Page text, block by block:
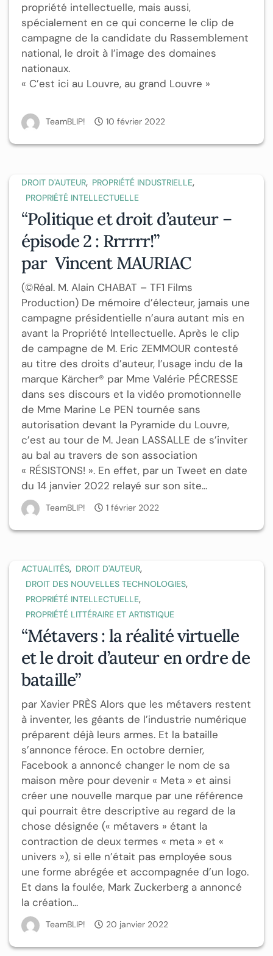
propriété intellectuelle, mais aussi,
spécialement en ce qui concerne le clip de
campagne de la candidate du Rassemblement
national, le droit à l’image des domaines
nationaux.
« C’est ici au Louvre, au grand Louvre »
TeamBLIP! 10 février 2022
DROIT D'AUTEUR, PROPRIÉTÉ INDUSTRIELLE,
PROPRIÉTÉ INTELLECTUELLE
“Politique et droit d’auteur –
épisode 2 : Rrrrrr!”
par Vincent MAURIAC
(©Réal. M. Alain CHABAT – TF1 Films
Production) De mémoire d’électeur, jamais une
campagne présidentielle n’aura autant mis en
avant la Propriété Intellectuelle. Après le clip
de campagne de M. Eric ZEMMOUR contesté
au titre des droits d’auteur, l’usage indu de la
marque Kärcher® par Mme Valérie PÉCRESSE
dans ses discours et la vidéo promotionnelle
de Mme Marine Le PEN tournée sans
autorisation devant la Pyramide du Louvre,
c’est au tour de M. Jean LASSALLE de s’inviter
au bal au travers de son association
« RÉSISTONS! ». En effet, par un Tweet en date
du 14 janvier 2022 relayé sur son site...
TeamBLIP! 1 février 2022
ACTUALITÉS, DROIT D'AUTEUR,
DROIT DES NOUVELLES TECHNOLOGIES,
PROPRIÉTÉ INTELLECTUELLE,
PROPRIÉTÉ LITTÉRAIRE ET ARTISTIQUE
“Métavers : la réalité virtuelle
et le droit d’auteur en ordre de
bataille”
par Xavier PRÈS Alors que les métavers restent
à inventer, les géants de l’industrie numérique
préparent déjà leurs armes. Et la bataille
s’annonce féroce. En octobre dernier,
Facebook a annoncé changer le nom de sa
maison mère pour devenir « Meta » et ainsi
créer une nouvelle marque par une référence
qui pourrait être descriptive au regard de la
chose désignée (« métavers » étant la
contraction de deux termes « meta » et «
univers »), si elle n’était pas employée sous
une forme abrégée et accompagnée d’un logo.
Et dans la foulée, Mark Zuckerberg a annoncé
la création...
TeamBLIP! 20 janvier 2022